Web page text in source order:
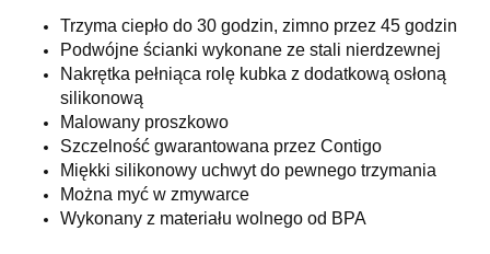
Trzyma ciepło do 30 godzin, zimno przez 45 godzin
Podwójne ścianki wykonane ze stali nierdzewnej
Nakrętka pełniąca rolę kubka z dodatkową osłoną
silikonową
Malowany proszkowo
Szczelność gwarantowana przez Contigo
Miękki silikonowy uchwyt do pewnego trzymania
Można myć w zmywarce
Wykonany z materiału wolnego od BPA